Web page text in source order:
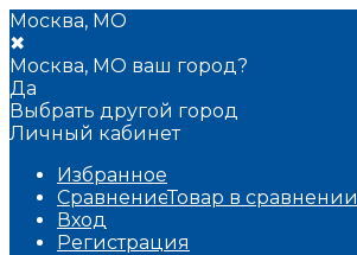
Москва, МО
✖
Москва, МО ваш город?
Да
Выбрать другой город
Личный кабинет
Избранное
СравнениеТовар в сравнении
Вход
Регистрация